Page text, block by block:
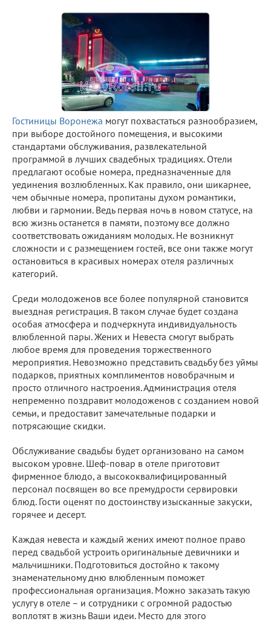
Гостиницы Воронежа могут похвастаться разнообразием,
при выборе достойного помещения, и высокими
стандартами обслуживания, развлекательной
программой в лучших свадебных традициях. Отели
предлагают особые номера, предназначенные для
уединения возлюбленных. Как правило, они шикарнее,
чем обычные номера, пропитаны духом романтики,
любви и гармонии. Ведь первая ночь в новом статусе, на
всю жизнь останется в памяти, поэтому все должно
соответствовать ожиданиям молодых. Не возникнут
сложности и с размещением гостей, все они также могут
остановиться в красивых номерах отеля различных
категорий.
Среди молодоженов все более популярной становится
выездная регистрация. В таком случае будет создана
особая атмосфера и подчеркнута индивидуальность
влюбленной пары. Жених и Невеста смогут выбрать
любое время для проведения торжественного
мероприятия. Невозможно представить свадьбу без уймы
подарков, приятных комплиментов новобрачным и
просто отличного настроения. Администрация отеля
непременно поздравит молодоженов с созданием новой
семьи, и предоставит замечательные подарки и
потрясающие скидки.
Обслуживание свадьбы будет организовано на самом
высоком уровне. Шеф-повар в отеле приготовит
фирменное блюдо, а высококвалифицированный
персонал посвящен во все премудрости сервировки
блюд. Гости оценят по достоинству изысканные закуски,
горячее и десерт.
Каждая невеста и каждый жених имеют полное право
перед свадьбой устроить оригинальные девичники и
мальчишники. Подготовиться достойно к такому
знаменательному дню влюбленным поможет
профессиональная организация. Можно заказать такую
услугу в отеле – и сотрудники с огромной радостью
воплотят в жизнь Ваши идеи. Место для этого